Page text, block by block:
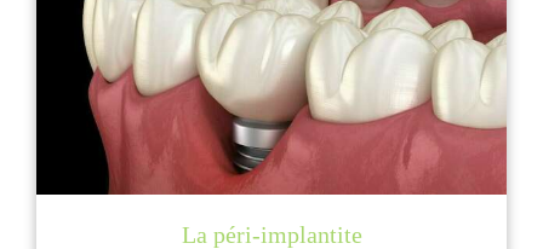
La péri-implantite